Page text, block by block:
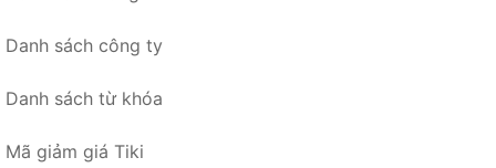
Danh sách công ty
Danh sách từ khóa
Mã giảm giá Tiki